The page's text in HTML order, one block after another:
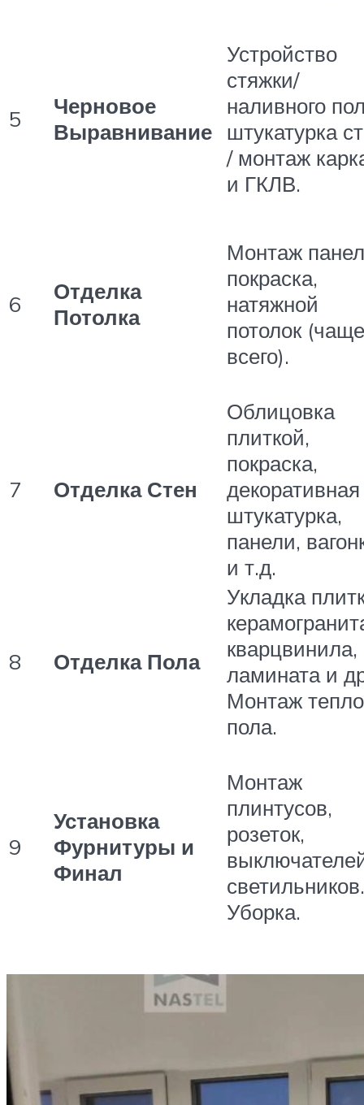
5
Черновое
Выравнивание
Устройство
стяжки/
наливного
штукатурка
/ монтаж
и ГКЛВ.
6
Отделка
Потолка
Монтаж
покраска,
натяжной
потолок (чаще
всего).
7 Отделка Стен
Облицовка
плиткой,
покраска,
декоративная
штукатурка,
панели,
и т.д.
8 Отделка Пола
Укладка
кварцвинила,
ламината и
Монтаж
пола.
9
Установка
Фурнитуры и
Финал
Монтаж
плинтусов,
розеток,
светильников.
Уборка.